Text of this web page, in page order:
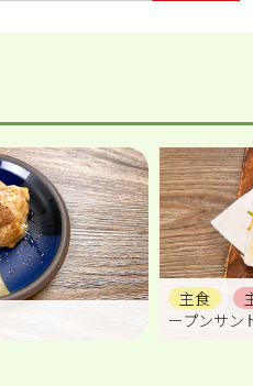
主食
ープンサン